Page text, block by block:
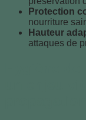
Protection
nourriture
Hauteur
attaques de